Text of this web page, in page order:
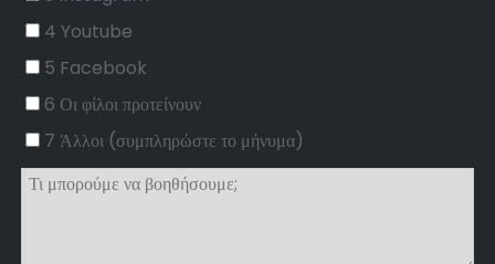
4 Youtube
5 Facebook
6 Οι φίλοι προτείνουν
7 Άλλοι (συμπληρώστε το μήνυμα)